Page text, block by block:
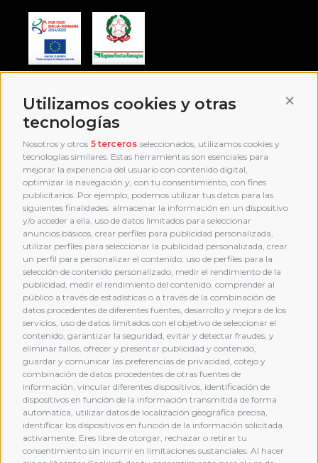
Utilizamos cookies y otras
tecnologías
Nosotros y otros 5 terceros seleccionados, utilizamos cookies y
tecnologías similares. Estas herramientas son esenciales para
mejorar la experiencia del usuario con contenido digital,
optimizar la navegación y, con tu consentimiento, con fines
publicitarios. Por ejemplo, podemos utilizar tus datos para las
siguientes finalidades: almacenar la información en un dispositivo
y/o acceder a ella, uso de datos limitados para seleccionar
anuncios básicos, crear perfiles para publicidad personalizada,
utilizar perfiles para seleccionar la publicidad personalizada, crear
un perfil para personalizar el contenido, uso de perfiles para la
selección de contenido personalizado, medir el rendimiento de la
publicidad, medir el rendimiento del contenido, comprender al
público a través de estadísticas o a través de la combinación de
datos procedentes de diferentes fuentes, desarrollo y mejora de los
servicios, uso de datos limitados con el objetivo de seleccionar el
contenido, garantizar la seguridad, evitar y detectar fraudes, y
eliminar fallos, ofrecer y presentar publicidad y contenido,
guardar y comunicar las preferencias de privacidad, cotejo y
combinación de datos procedentes de otras fuentes de
información, vincular diferentes dispositivos, identificación de
dispositivos en función de la información transmitida de forma
automática, utilizar datos de localización geográfica precisa,
identificar los dispositivos en función de la información solicitada
activamente. Eres libre de otorgar, rechazar o retirar tu
consentimiento sin incurrir en limitaciones sustanciales. Al hacer
MEMBERSHIP